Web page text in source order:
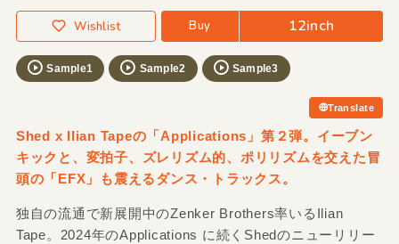
Wishlist Buy 12inch
Sample1 Sample2 Sample3
Translate
Shed x Ilian Tapeの「Applications」第２弾。イーブン
キックと、変拍子、ズレリズム的、ポリリズムを交えた冒
頭の「EFX」も震えるダンス・トラックス。
独自の流通で新展開中のZenker Brothers率いるIlian
Tape。2024年のApplications に続くShedのニューリリー